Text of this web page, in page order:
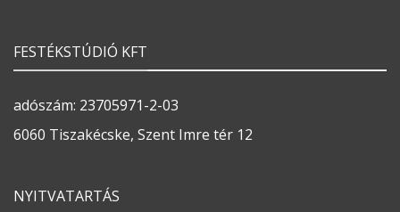
FESTÉKSTÚDIÓ KFT
adószám: 23705971-2-03
6060 Tiszakécske, Szent Imre tér 12
NYITVATARTÁS